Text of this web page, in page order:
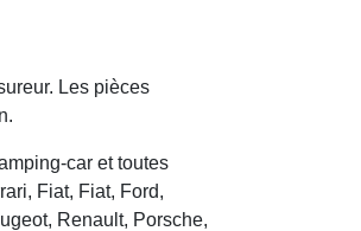
Les pièces
car et toutes
Fiat, Fiat, Ford,
Renault, Porsche,